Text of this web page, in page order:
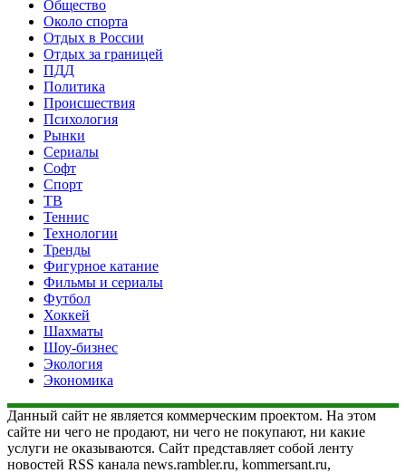
Общество
Около спорта
Отдых в России
Отдых за границей
ПДД
Политика
Происшествия
Психология
Рынки
Сериалы
Софт
Спорт
ТВ
Теннис
Технологии
Тренды
Фигурное катание
Фильмы и сериалы
Футбол
Хоккей
Шахматы
Шоу-бизнес
Экология
Экономика
Данный сайт не является коммерческим проектом. На этом
сайте ни чего не продают, ни чего не покупают, ни какие
услуги не оказываются. Сайт представляет собой ленту
новостей RSS канала news.rambler.ru, kommersant.ru,